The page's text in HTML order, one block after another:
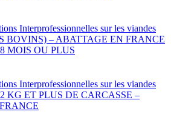
Interprofessionnelles sur les viandes
BOVINS) – ABATTAGE EN FRANCE
MOIS OU PLUS
Interprofessionnelles sur les viandes
KG ET PLUS DE CARCASSE –